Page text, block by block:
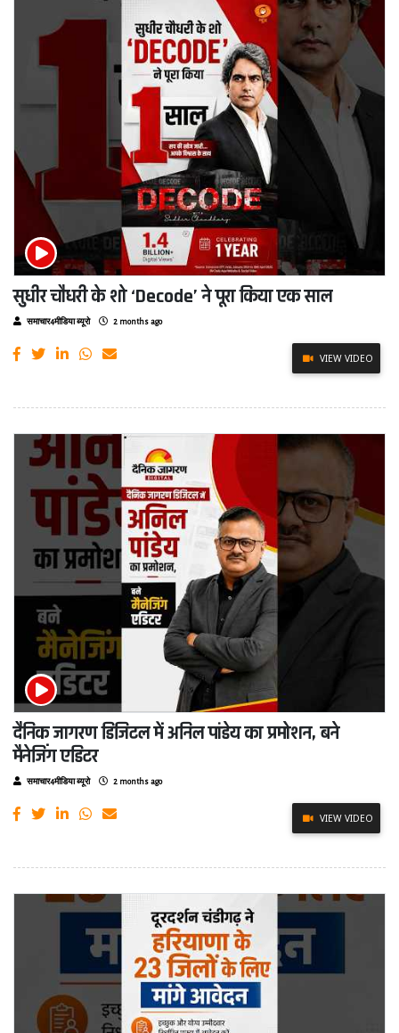
सुधीर चौधरी के शो ‘Decode’ ने पूरा किया एक साल
समाचार4मीडिया ब्यूरो 2 months ago
VIEW VIDEO
दैनिक जागरण डिजिटल में अनिल पांडेय का प्रमोशन, बने
मैनेजिंग एडिटर
समाचार4मीडिया ब्यूरो 2 months ago
VIEW VIDEO